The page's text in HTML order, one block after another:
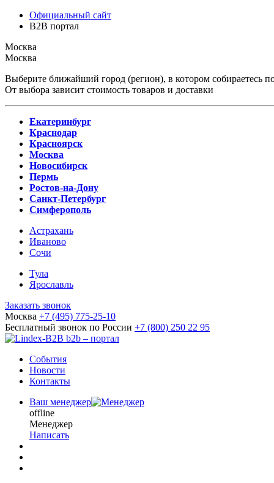
Официальный сайт
B2B портал
Москва
Москва
Выберите ближайший город (регион), в котором собираетесь
От выбора зависит стоимость товаров и доставки
Екатеринбург
Краснодар
Красноярск
Москва
Новосибирск
Пермь
Ростов-на-Дону
Санкт-Петербург
Симферополь
Астрахань
Иваново
Сочи
Тула
Ярославль
Заказать звонок
Москва +7 (495) 775-25-10
Бесплатный звонок по России +7 (800) 250 22 95
b2b – портал
События
Новости
Контакты
Ваш менеджер
offline
Менеджер
Написать